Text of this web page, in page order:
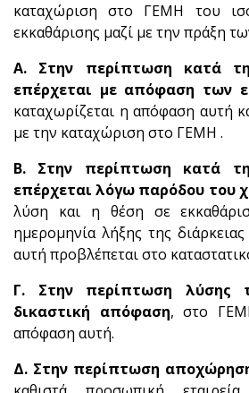
καταχώριση στο ΓΕΜΗ του
εκκαθάρισης μαζί με την πράξη
Α. Στην περίπτωση κατά
επέρχεται με απόφαση των
καταχωρίζεται η απόφαση αυτή
με την καταχώριση στο ΓΕΜΗ .
Β. Στην περίπτωση κατά
επέρχεται λόγω παρόδου του
λύση και η θέση σε
ημερομηνία λήξης της
αυτή προβλέπεται στο
Γ. Στην περίπτωση λύσης
δικαστική απόφαση, στο
απόφαση αυτή.
Δ. Στην περίπτωση